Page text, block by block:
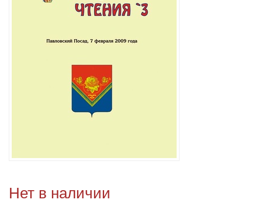
Нет в наличии